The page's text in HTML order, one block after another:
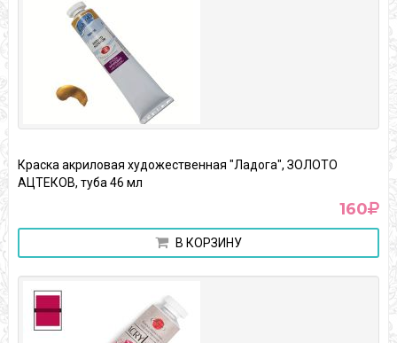
Краска акриловая художественная "Ладога", ЗОЛОТО
АЦТЕКОВ, туба 46 мл
160
В КОРЗИНУ